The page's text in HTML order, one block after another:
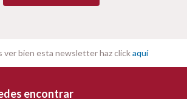
ver bien esta newsletter haz clickaquí
encontrar